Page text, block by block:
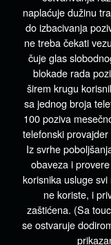
naplaćuje dužinu
do izbacivanja
ne treba čekati
čuje glas
blokade rada
širem krugu
sa jednog broja
100 poziva
telefonski
Iz svrhe
obaveza i
korisnika usluge
ne koriste, i
zaštićena. (Sa
se ostvaruje